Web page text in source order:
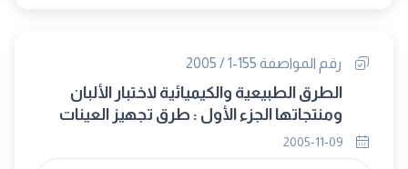
رقم المواصفة 155-1 / 2005
الطرق الطبيعية والكيميائية لاختبار الألبان
ومنتجاتها الجزء الأول : طرق تجهيز العينات
للفحص